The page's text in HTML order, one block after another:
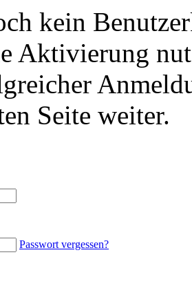
kein
Aktivierung
Seite weiter.
Passwort vergessen?